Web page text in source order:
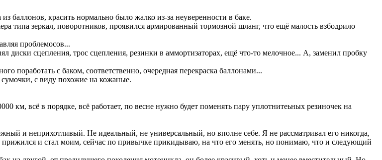
баллонов, красить нормально было жалко из-за неуверенности в баке.
типа зеркал, поворотников, проявился армированный тормозной шланг, что ещё малость взбодрило
проблемосов...
диски сцепления, трос сцепления, резинки в аммортизаторах, ещё что-то мелочное... А, заменил пробку
поработать с баком, соответственно, очередная перекраска баллонами...
с виду похожие на кожаные.
км, всё в порядке, всё работает, по весне нужно будет поменять пару уплотнитеьных резиночек на
и неприхотливый. Не идеальный, не универсальный, но вполне себе. Я не рассматривал его никогда,
и стал моим, сейчас по привычке прикидываю, на что его менять, но понимаю, что и следующий